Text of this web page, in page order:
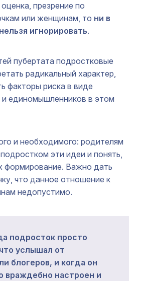
презрение по
или женщинам, то ни в
игнорировать.
пубертата подростковые
радикальный характер,
факторы риска в виде
и единомышленников в этом
и необходимого: родителям
эти идеи и понять,
формирование. Важно дать
что данное отношение к
недопустимо.
подросток просто
услышал от
блогеров, и когда он
враждебно настроен и